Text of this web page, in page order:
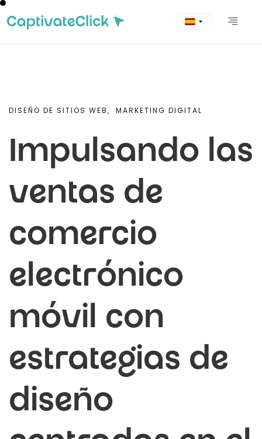
DISEÑO DE SITIOS WEB, MARKETING DIGITAL
Impulsando las
ventas de
comercio
electrónico
móvil con
estrategias de
diseño